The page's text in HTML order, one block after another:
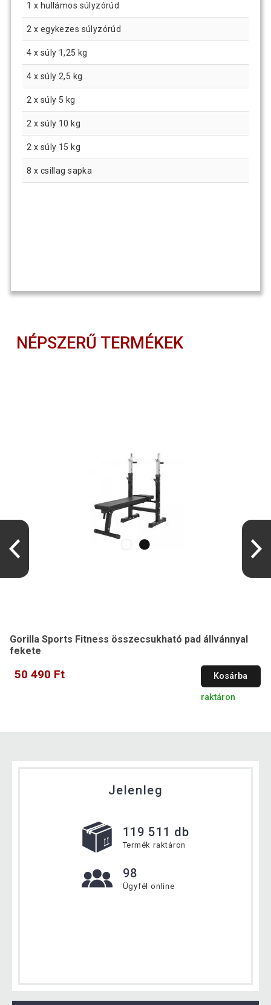
1 x hullámos súlyzórúd
2 x egykezes súlyzórúd
4 x súly 1,25 kg
4 x súly 2,5 kg
2 x súly 5 kg
2 x súly 10 kg
2 x súly 15 kg
8 x csillag sapka
NÉPSZERŰ TERMÉKEK
Gorilla Sports Fitness összecsukható pad állvánnyal
fekete
50 490 Ft Kosárba
raktáron
Jelenleg
119 511 db
Termék raktáron
98
Ügyfél online